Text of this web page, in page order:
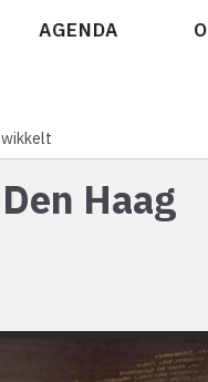
AGENDA
Haag